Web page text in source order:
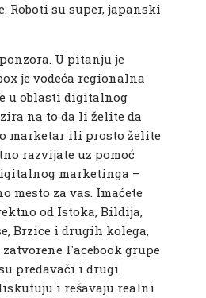
Roboti su super, japanski
U pitanju je
je vodeća regionalna
u oblasti digitalnog
na to da li želite da
marketar ili prosto želite
razvijate uz pomoć
marketinga –
mesto za vas. Imaćete
od Istoka, Bildija,
Brzice i drugih kolega,
Facebook grupe
predavači i drugi
i rešavaju realni